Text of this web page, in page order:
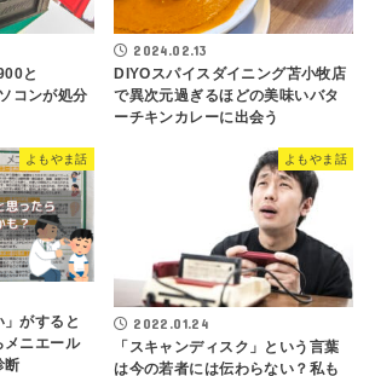
と
コンが処分
2024.02.13
DIYOスパイスダイニング苫小牧店
で異次元過ぎるほどの美味いバタ
ーチキンカレーに出会う
よもやま話
がすると
メニエール
断
よもやま話
2022.01.24
「スキャンディスク」という言葉
は今の若者には伝わらない？私も